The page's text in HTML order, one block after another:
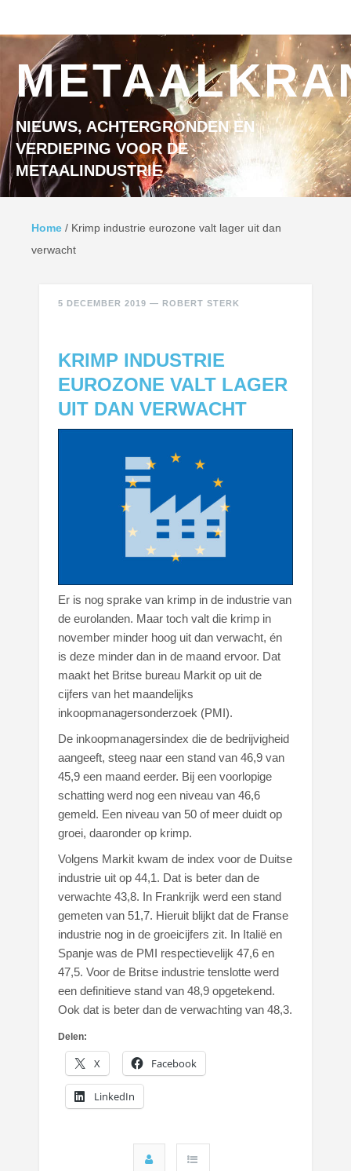
NIEUWS, ACHTERGRONDEN EN
VERDIEPING VOOR DE
METAALINDUSTRIE
Home / Krimp industrie eurozone valt lager uit dan
verwacht
5 DECEMBER 2019 — ROBERT STERK
KRIMP INDUSTRIE
EUROZONE VALT LAGER
UIT DAN VERWACHT
Er is nog sprake van krimp in de industrie van
de eurolanden. Maar toch valt die krimp in
november minder hoog uit dan verwacht, én
is deze minder dan in de maand ervoor. Dat
maakt het Britse bureau Markit op uit de
cijfers van het maandelijks
inkoopmanagersonderzoek (PMI).
De inkoopmanagersindex die de bedrijvigheid
aangeeft, steeg naar een stand van 46,9 van
45,9 een maand eerder. Bij een voorlopige
schatting werd nog een niveau van 46,6
gemeld. Een niveau van 50 of meer duidt op
groei, daaronder op krimp.
Volgens Markit kwam de index voor de Duitse
industrie uit op 44,1. Dat is beter dan de
verwachte 43,8. In Frankrijk werd een stand
gemeten van 51,7. Hieruit blijkt dat de Franse
industrie nog in de groeicijfers zit. In Italië en
Spanje was de PMI respectievelijk 47,6 en
47,5. Voor de Britse industrie tenslotte werd
een definitieve stand van 48,9 opgetekend.
Ook dat is beter dan de verwachting van 48,3.
Delen:
X Facebook
LinkedIn